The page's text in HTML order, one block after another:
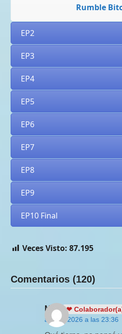
Rumble
EP2
EP3
EP4
EP5
EP6
EP7
EP8
EP9
EP10 Final
Veces Visto: 87.195
Comentarios (120)
Meri
❤
abril 3, 2026 a las 23:36